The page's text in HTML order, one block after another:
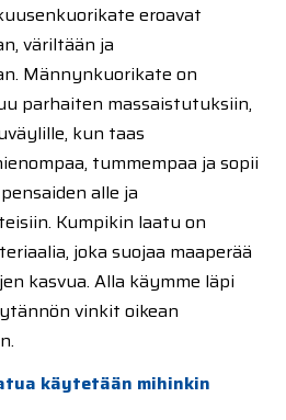
eroavat
väriltään ja
Männynkuorikate on
parhaiten massaistutuksiin,
kun taas
tummempaa ja sopii
alle ja
Kumpikin laatu on
joka suojaa maaperää
kasvua. Alla käymme läpi
vinkit oikean
käytetään mihinkin